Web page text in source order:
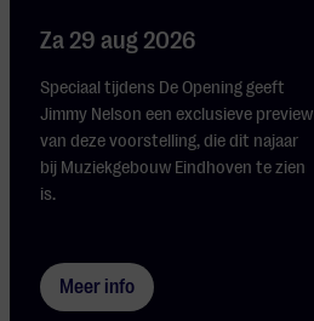
Za 29 aug 2026
Speciaal tijdens De Opening geeft
Jimmy Nelson een exclusieve preview
van deze voorstelling, die dit najaar
bij Muziekgebouw Eindhoven te zien
is.
Meer info